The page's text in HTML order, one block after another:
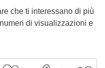
che ti interessano di più
di visualizzazioni e